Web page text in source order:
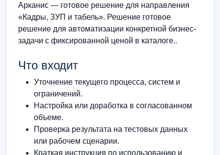
Арканис — готовое решение для направления
«Кадры, ЗУП и табель». Решение готовое
решение для автоматизации конкретной бизнес-
задачи с фиксированной ценой в каталоге..
Что входит
Уточнение текущего процесса, систем и
ограничений.
Настройка или доработка в согласованном
объеме.
Проверка результата на тестовых данных
или рабочем сценарии.
Краткая инструкция по использованию и